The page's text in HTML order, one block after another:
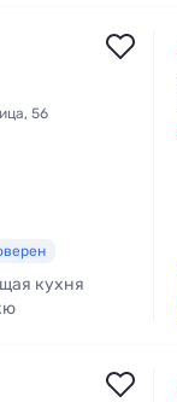
56
кухня